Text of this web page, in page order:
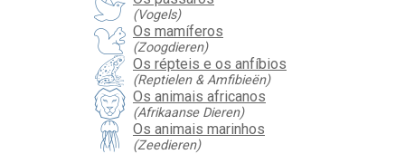
(Vogels)
Os mamíferos
(Zoogdieren)
Os répteis e os anfíbios
(Reptielen & Amfibieën)
Os animais africanos
(Afrikaanse Dieren)
Os animais marinhos
(Zeedieren)